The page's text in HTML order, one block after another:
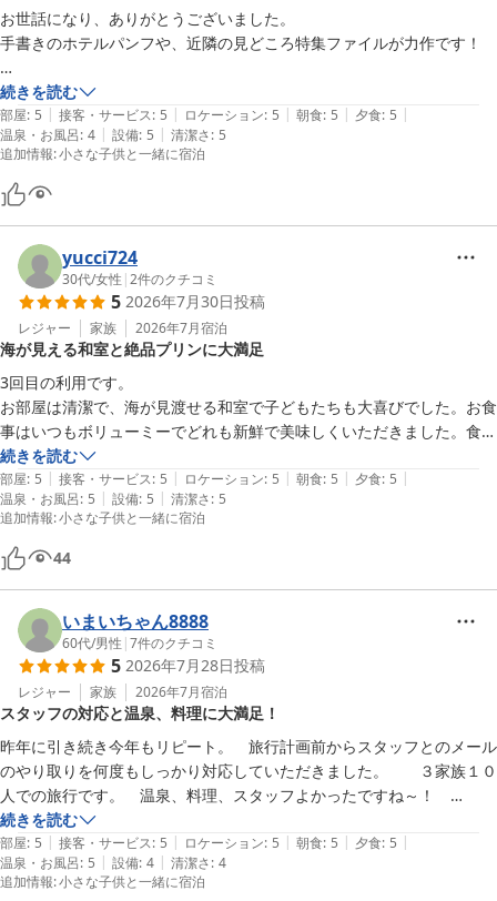
奥城崎シーサイドホテル
おもてなし実行委員会 岩井幸代
2026-07-13
まいります。
ります。
奥城崎シーサイドホテル
おもてなし実行委員会 岩井幸代
誕生の宿 奥城崎シーサイドホテル
2026-05-13
お世話になり、ありがとうございました。
手書きのホテルパンフや、近隣の見どころ特集ファイルが力作です！
ホテルのすぐ下にカヤック教室の先生が待ってくれており、子供と3人
で初カヤック体験！
お話も上手で、終始すごく楽しかったです。
海の生き物を探して見せてくれたり、低めの岩場へ上げてくれて、飛び
込み体験もできました。
竹野の風景と生き物たちは最高でした。
滑り落ちた辺りから、最後は海大好きになって帰りました。
◯部屋
・敷き布団マットレス、たくさん寝たけど腰が痛くなかった！
・リフォームしたてでキレイ
・海遊びの水着を洗うことを考えてか、シャワー室に頑丈な物干し竿が
設置され、洗濯ハンガーが用意されていた
◯接客・サービス
・どのスタッフさんもにこやかで声が明るい、優しい、親切だった
・朝食のレストランに忘れ物をしたがすぐフロントに届けてくれていた
◯ロケーション
・障子だけでなく雨戸のような遮光性のある暑い引き戸があるので、寝
る前に閉めておくと早朝の朝日で目覚めません（起きてから気づきまし
た笑）
◯朝食
・どれも美味しかった、ごはんのお供が豊富
・ごはんだけでなく、このご時世に生卵のおかわり自由にびっくり！
◯夕食
・全ておいしい。お刺身に甘海老がもっちり甘くて美味
・厚みのあるカットステーキとお野菜が美味
・ごはんの胚芽？がプチプチ感じるほど。ふっくらおいしい
続きを読む
部屋: 5 | 接客・サービス: 5 | ロケーション: 5 | 朝食: 5 | 夕食: 5 |
温泉・お風呂: 4 | 設備: 5 | 清潔さ: 5
追加情報:小さな子供と一緒に宿泊
yucci724
30代/女性 |2件のクチコミ
5 2026年7月30日投稿
レジャー 家族 2026年7月宿泊
海が見える和室と絶品プリンに大満足
3回目の利用です。
お部屋は清潔で、海が見渡せる和室で子どもたちも大喜びでした。お食
事はいつもボリューミーでどれも新鮮で美味しくいただきました。食後
のプリンが絶品です。お風呂も外風呂が気持ち良かったです。子どもに
はお菓子と花火のプレゼント、そのほか色々とお気遣いいただき感謝で
す。「来年もここに泊まりたい！」と子ども。また来年もお世話になり
ます。
続きを読む
部屋: 5 | 接客・サービス: 5 | ロケーション: 5 | 朝食: 5 | 夕食: 5 |
温泉・お風呂: 5 | 設備: 5 | 清潔さ: 5
追加情報:小さな子供と一緒に宿泊
44
いまいちゃん8888
60代/男性 |7件のクチコミ
5 2026年7月28日投稿
レジャー 家族 2026年7月宿泊
スタッフの対応と温泉、料理に大満足！
昨年に引き続き今年もリピート。　旅行計画前からスタッフとのメール
のやり取りを何度もしっかり対応していただきました。　　３家族１０
人での旅行です。　温泉、料理、スタッフよかったですね～！
一番は竹野海水浴場です。　海はきれいで、小さい子供も楽しめまし
た。
来年も計画しています。
続きを読む
部屋: 5 | 接客・サービス: 5 | ロケーション: 5 | 朝食: 5 | 夕食: 5 |
温泉・お風呂: 5 | 設備: 4 | 清潔さ: 4
追加情報:小さな子供と一緒に宿泊